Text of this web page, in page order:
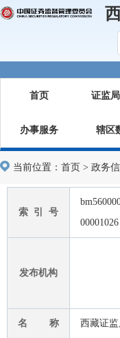
首页 证监
办事服务 辖区
当前位置： 首页 > 政务
索 引 号
00001026
发布机构
名 称 西藏证